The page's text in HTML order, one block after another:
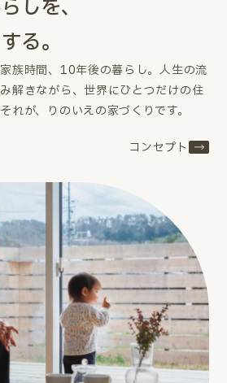
しを、
る。
族時間、10年後の暮らし。人生の流
解きながら、世界にひとつだけの住
それが、りのいえの家づくりです。
コンセプト